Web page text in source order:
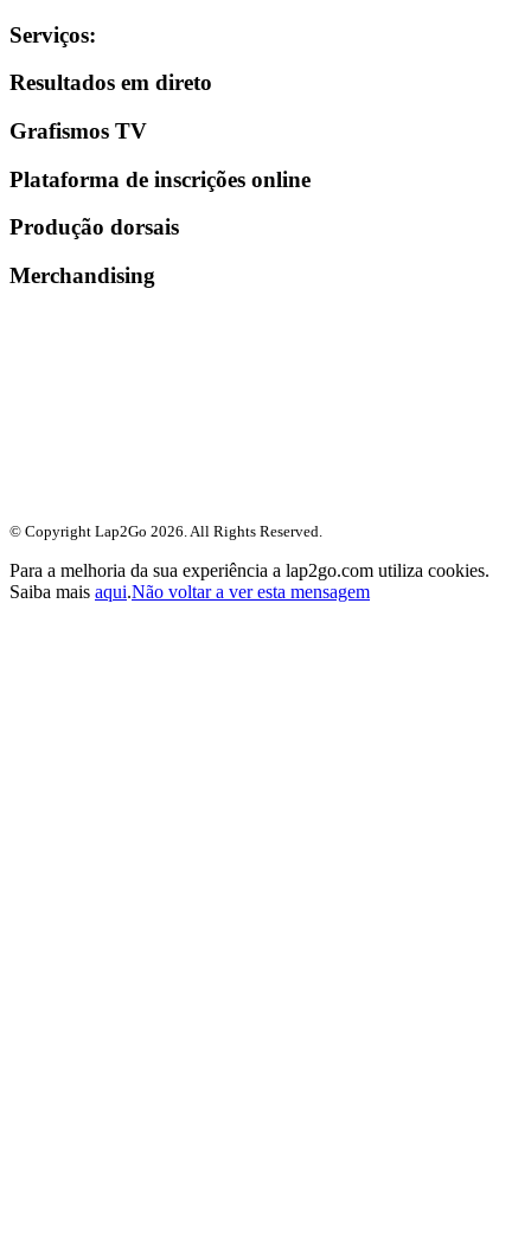
Serviços:
Resultados em direto
Grafismos TV
Plataforma de inscrições online
Produção dorsais
Merchandising
© Copyright Lap2Go 2026 . All Rights Reserved.
Para a melhoria da sua experiência a lap2go.com utiliza cookies.
Saiba mais aqui.Não voltar a ver esta mensagem